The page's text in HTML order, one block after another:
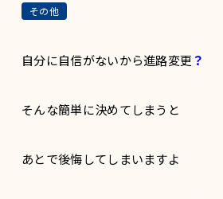
その他
自分に自信がないから進路変更 ？
そんな簡単に決めてしまうと
あとで後悔してしまいますよ